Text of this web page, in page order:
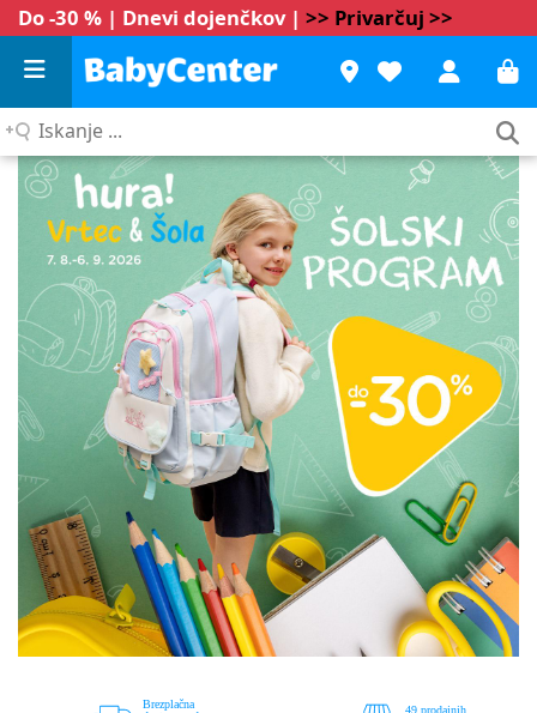
Do -30 % | Dnevi dojenčkov | >> Privarčuj >>
Iskanje